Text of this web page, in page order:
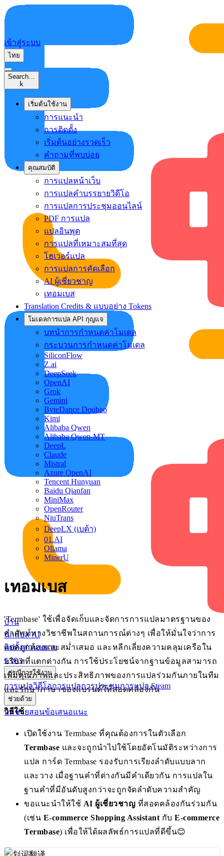
บ้าน
นักแปล AI
ติดตั้งส่วนขยาย
ราคา
กรณีการใช้งาน
การแปลวิดีโอการแปลการประชุมการแปล Steam
ช่วยด้วย
บทช่วยสอนข้อเสนอแนะ
เข้าสู่ระบบ
ไทย
Search…
k
เริ่มต้นใช้งาน
การแนะนำ
การติดตั้ง
เริ่มต้นอย่างรวดเร็ว
คำถามที่พบบ่อย
คุณสมบัติ
การแปลหน้าเว็บ
การแปลคำบรรยายวิดีโอ
การแปลการประชุมออนไลน์
PDF การแปล
แปลอินพุต
การแปลที่เหมาะสมที่สุด
โฮเวอร์แปล
การแปลการคัดเลือก
AI ผู้เชี่ยวชาญ
เทอมเบส
Translation Credits & แบบอย่าง Tokens
โมเดลการแปล API กุญแจ
บทนำการกำหนดค่าโมเดล
กระบวนการกำหนดค่าโมเดล
SiliconFlow
Z.ai
DeepSeek
OpenAI
Grok
Gemini
ByteDance Doubao
Kimi
Alibaba Qwen
Alibaba Qwen-MT
DeepL
Claude
Mistral
Azure OpenAI
Tencent Hunyuan
Baidu Qianfan
MiniMax
OpenRouter
NiuTrans
DeepLX (เบต้า)
01.AI
Ollama
MinerU
เทอมเบส
'Termbase' ใช้เพื่อจัดเก็บและจัดการการแปลมาตรฐานของ
คำศัพท์ทางวิชาชีพในสถานการณ์ต่างๆ เพื่อให้มั่นใจว่าการ
แปลถูกต้องและสม่ำเสมอ และหลีกเลี่ยงความคลุมเครือใน
บริบทที่แตกต่างกัน การใช้ประโยชน์จากฐานข้อมูลสามารถ
เพิ่มคุณภาพและประสิทธิภาพของการแปลร่วมกันภายในทีม
และรักษาภาษาของแบรนด์ให้สอดคล้องกัน
วิธีใช้
เปิดใช้งาน Termbase ที่คุณต้องการในตัวเลือก
Termbase และจะถูกนำไปใช้โดยอัตโนมัติระหว่างการ
แปล การ์ด Termbase รองรับการเรียงลำดับแบบลาก
และวาง เมื่อฐานคำที่ต่างกันมีคำเดียวกัน การแปลใน
ฐานคำที่มีอันดับสูงกว่าจะถูกจัดลำดับความสำคัญ
ขอแนะนำให้ใช้ AI ผู้เชี่ยวชาญ ที่สอดคล้องกันร่วมกัน
(เช่น E-commerce Shopping Assistant กับ E-commerce
Termbase) เพื่อให้ได้ผลลัพธ์การแปลที่ดีขึ้น😊